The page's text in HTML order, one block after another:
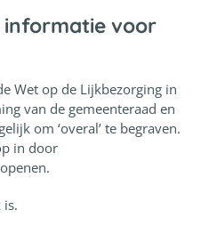
voor
Wet op de Lijkbezorging in
van de gemeenteraad en
om ‘overal’ te begraven.
in door
is.